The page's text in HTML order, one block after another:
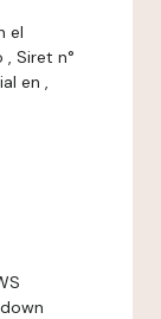
el
Siret n°
en ,